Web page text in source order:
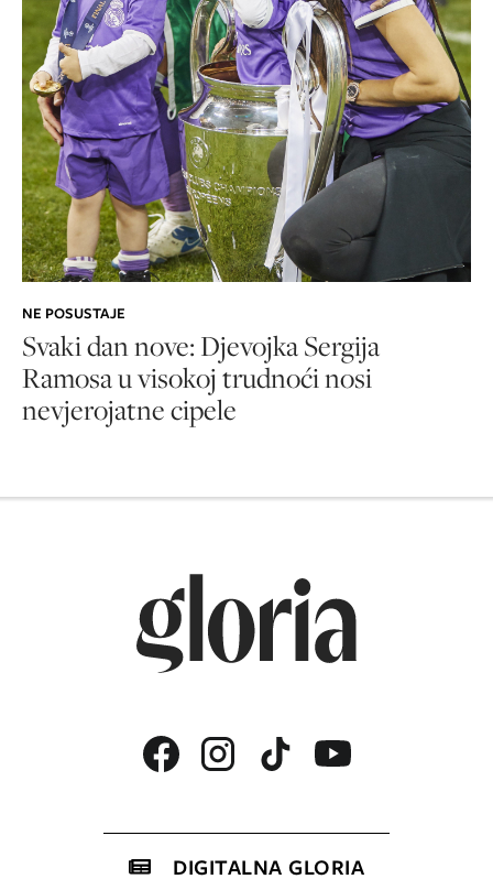
NE POSUSTAJE
Svaki dan nove: Djevojka Sergija
Ramosa u visokoj trudnoći nosi
nevjerojatne cipele
DIGITALNA GLORIA